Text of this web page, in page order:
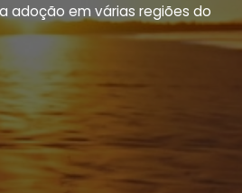
adoção em várias regiões do